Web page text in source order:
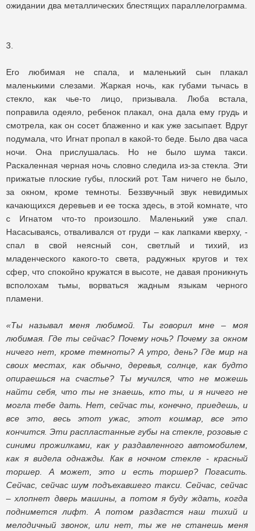
ожидании два металлических блестящих параллелограмма.
3.
Его любимая не спала, и маленький сын плакал
маленькими слезами. Жаркая ночь, как губами тычась в
стекло, как чье-то лицо, призывала. Люба встала,
поправила одеяло, ребенок плакал, она дала ему грудь и
смотрела, как он сосет блаженно и как уже засыпает. Вдруг
подумала, что Игнат пропал в какой-то беде. Было два часа
ночи. Она прислушалась. Но не было шума такси.
Раскаленная черная ночь словно следила из-за стекла. Эти
прижатые плоские губы, плоский рот. Там ничего не было,
за окном, кроме темноты. Беззвучный звук невидимых
качающихся деревьев и ее тоска здесь, в этой комнате, что
с Игнатом что-то произошло. Маленький уже спал.
Насасываясь, отваливался от груди – как лапками кверху, -
спал в свой неясный сон, светлый и тихий, из
младенческого какого-то света, радужных кругов и тех
сфер, что спокойно кружатся в высоте, не давая проникнуть
всполохам тьмы, ворваться жадным языкам черного
пламени.
«Ты называл меня любимой. Ты говорил мне – моя
любимая. Где ты сейчас? Почему ночь? Почему за окном
ничего нет, кроме темноты? А утро, день? Где мир на
своих местах, как обычно, деревья, солнце, как будто
опираешься на счастье? Ты мучился, что не можешь
найти себя, что ты не знаешь, кто ты, и я ничего не
могла тебе дать. Нет, сейчас ты, конечно, приедешь, и
все это, весь этот ужас, этот кошмар, все это
кончится. Эти распластанные губы на стекле, розовые с
синими прожилками, как у раздавленного автомобилем,
как я видела однажды. Как в ночном стекле - красный
торшер. А может, это и есть торшер? Погасить.
Сейчас, сейчас шум подъехавшего такси. Сейчас, сейчас
– хлопнет дверь машины, а потом я буду ждать, когда
поднимется лифт. А потом раздастся наш тихий и
мелодичный звонок, или нет, ты же не станешь меня